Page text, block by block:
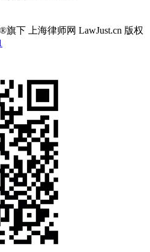
旗下 上海律师网 LawJust.cn 版权